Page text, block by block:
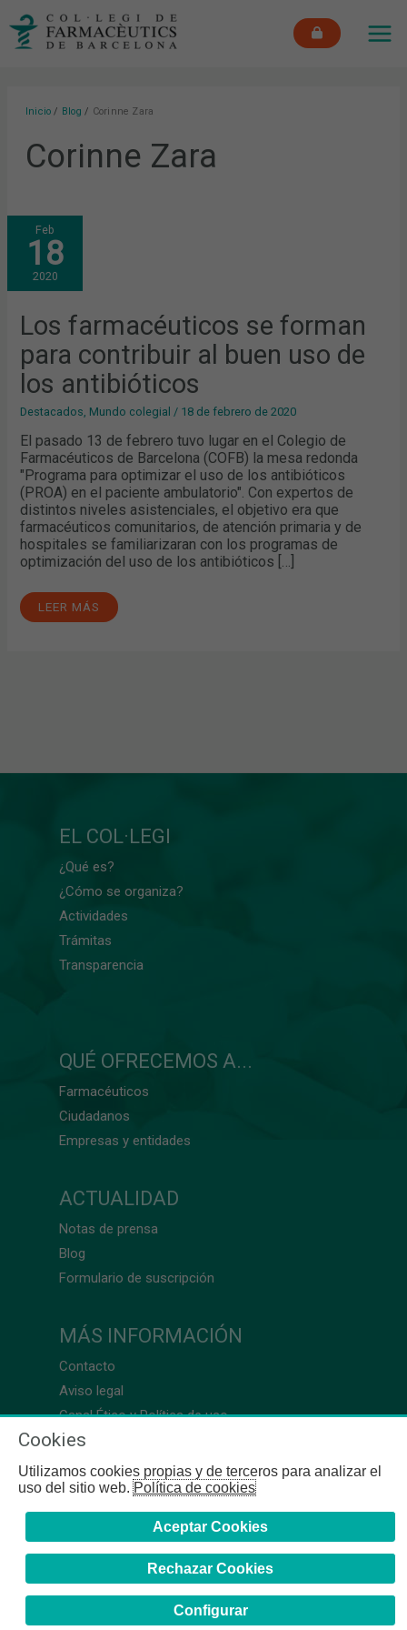
Inicio Blog Corinne Zara
Corinne Zara
Feb
18
2020
Los farmacéuticos se forman
para contribuir al buen uso de
los antibióticos
Destacados Mundo colegial / 18 de febrero de 2020
El pasado 13 de febrero tuvo lugar en el Colegio de
Farmacéuticos de Barcelona (COFB) la mesa redonda
"Programa para optimizar el uso de los antibióticos
(PROA) en el paciente ambulatorio". Con expertos de
distintos niveles asistenciales, el objetivo era que
farmacéuticos comunitarios, de atención primaria y de
hospitales se familiarizaran con los programas de
optimización del uso de los antibióticos […]
LOS
FARMACÉUTICOS
SE
FORMAN
PARA
CONTRIBUIR
AL
DE
LOS
ANTIBIÓTICOS
LEER MÁS
EL COL·LEGI
¿Qué es?
¿Cómo se organiza?
Actividades
Trámitas
Transparencia
QUÉ OFRECEMOS A...
Farmacéuticos
Ciudadanos
Empresas y entidades
ACTUALIDAD
Notas de prensa
Blog
Formulario de suscripción
MÁS INFORMACIÓN
Contacto
Aviso legal
Canal Ético y Política de uso
Cookies
Utilizamos cookies propias y de terceros para analizar el
uso del sitio web.Política de cookies
Aceptar Cookies
Rechazar Cookies
Configurar